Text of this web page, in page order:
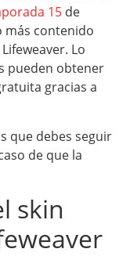
15 de
más contenido
Lo
pueden obtener
gracias a
que debes seguir
de que la
skin